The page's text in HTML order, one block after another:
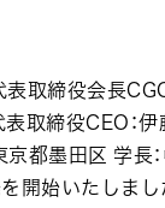
取締役会長
取締役CEO：
都墨田区 学長：
開始いたしまし